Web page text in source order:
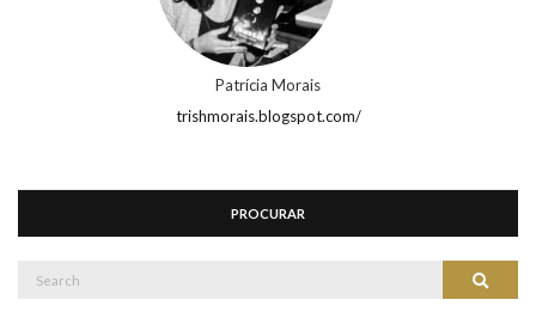
Patrícia Morais
trishmorais.blogspot.com/
PROCURAR
Search
Search